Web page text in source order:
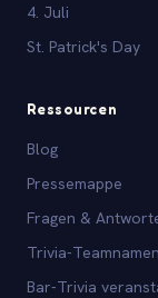
4. Juli
St. Patrick's Day
Ressourcen
Blog
Pressemappe
Fragen &
Trivia-Teamnamen
Bar-Trivia